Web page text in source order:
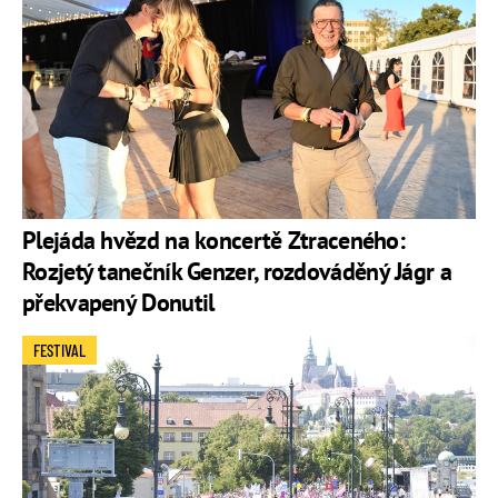
Plejáda hvězd na koncertě Ztraceného:
Rozjetý tanečník Genzer, rozdováděný Jágr a
překvapený Donutil
FESTIVAL